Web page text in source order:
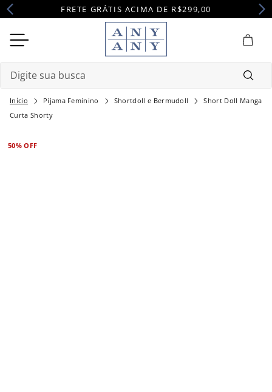
FRETE GRÁTIS ACIMA DE R$299,00
Pijama Feminino Shortdoll e Bermudoll
Short Doll Manga
Curta Shorty
50%OFF
Termos mais buscados
2º pijama